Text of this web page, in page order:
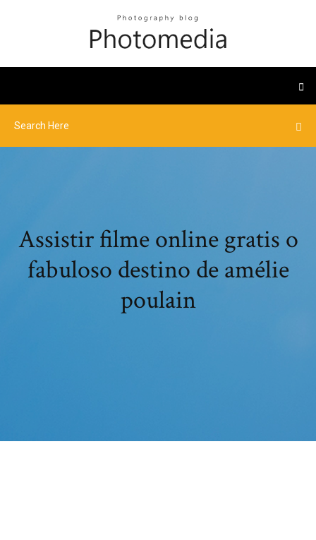
Assistir filme online gratis o
fabuloso destino de amélie
poulain